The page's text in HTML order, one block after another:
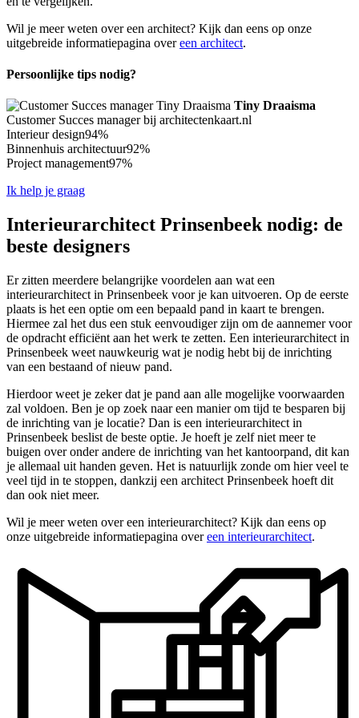
Wil je meer weten over een architect? Kijk dan eens op onze
uitgebreide informatiepagina overeen architect.
Persoonlijke tips nodig?
Tiny Draaisma
Customer Succes manager bij architectenkaart.nl
Interieur design94%
Binnenhuis architectuur92%
Project management97%
Ik help je graag
Interieurarchitect Prinsenbeek nodig: de
beste designers
Er zitten meerdere belangrijke voordelen aan wat een
interieurarchitect in Prinsenbeek voor je kan uitvoeren. Op de eerste
plaats is het een optie om een bepaald pand in kaart te brengen.
Hiermee zal het dus een stuk eenvoudiger zijn om de aannemer voor
de opdracht efficiënt aan het werk te zetten. Een interieurarchitect in
Prinsenbeek weet nauwkeurig wat je nodig hebt bij de inrichting
van een bestaand of nieuw pand.
Hierdoor weet je zeker dat je pand aan alle mogelijke voorwaarden
zal voldoen. Ben je op zoek naar een manier om tijd te besparen bij
de inrichting van je locatie? Dan is een interieurarchitect in
Prinsenbeek beslist de beste optie. Je hoeft je zelf niet meer te
buigen over onder andere de inrichting van het kantoorpand, dit kan
je allemaal uit handen geven. Het is natuurlijk zonde om hier veel te
veel tijd in te stoppen, dankzij een architect Prinsenbeek hoeft dit
dan ook niet meer.
Wil je meer weten over een interieurarchitect? Kijk dan eens op
onze uitgebreide informatiepagina overeen interieurarchitect.